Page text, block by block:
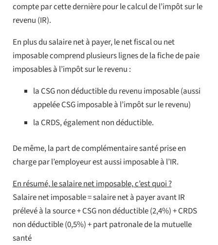
compte par cette dernière pour le calcul de l’impôt sur le
revenu (IR).
En plus du salaire net à payer, le net fiscal ou net
imposable comprend plusieurs lignes de la fiche de paie
imposables à l’impôt sur le revenu :
la CSG non déductible du revenu imposable (aussi
appelée CSG imposable à l’impôt sur le revenu)
la CRDS, également non déductible.
De même, la part de complémentaire santé prise en
charge par l’employeur est aussi imposable à l’IR.
En résumé, le salaire net imposable, c’est quoi ?
Salaire net imposable = salaire net à payer avant IR
prélevé à la source + CSG non déductible (2,4%) + CRDS
non déductible (0,5%) + part patronale de la mutuelle
santé